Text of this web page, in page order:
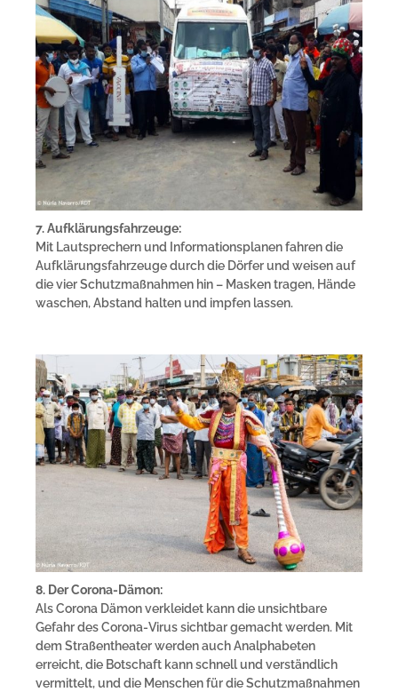
7. Aufklärungsfahrzeuge:
Mit Lautsprechern und Informationsplanen fahren die
Aufklärungsfahrzeuge durch die Dörfer und weisen auf
die vier Schutzmaßnahmen hin – Masken tragen, Hände
waschen, Abstand halten und impfen lassen.
8. Der Corona-Dämon:
Als Corona Dämon verkleidet kann die unsichtbare
Gefahr des Corona-Virus sichtbar gemacht werden. Mit
dem Straßentheater werden auch Analphabeten
erreicht, die Botschaft kann schnell und verständlich
vermittelt, und die Menschen für die Schutzmaßnahmen